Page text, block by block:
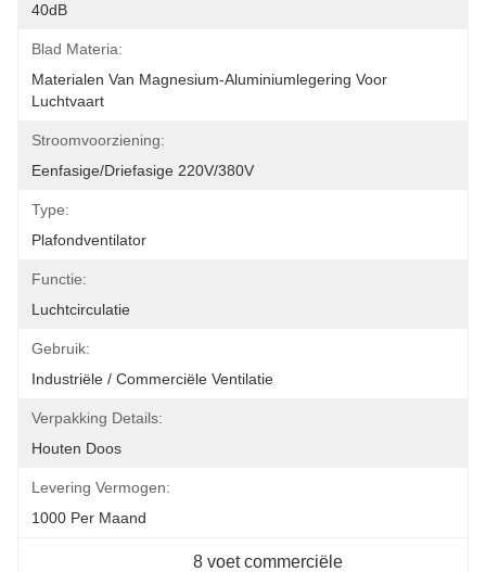
40dB
Blad Materia:
Materialen Van Magnesium-Aluminiumlegering Voor
Luchtvaart
Stroomvoorziening:
Eenfasige/driefasige 220V/380V
Type:
Plafondventilator
Functie:
Luchtcirculatie
Gebruik:
Industriële / Commerciële Ventilatie
Verpakking Details:
Houten Doos
Levering Vermogen:
1000 Per Maand
8 voet commerciële